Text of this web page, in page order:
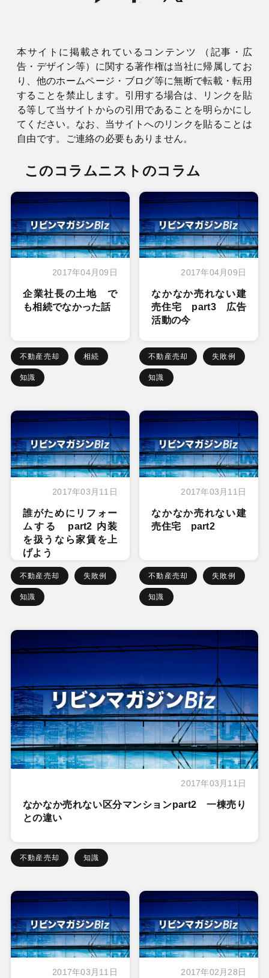
本サイトに掲載されているコンテンツ （記事・広
告・デザイン等）に関する著作権は当社に帰属してお
り、他のホームページ・ブログ等に無断で転載・転用
することを禁止します。引用する場合は、リンクを貼
る等して当サイトからの引用であることを明らかにし
てください。なお、当サイトへのリンクを貼ることは
自由です。ご連絡の必要もありません。
このコラムニストのコラム
2017年04月09日
企業社長の土地 で
も相続でなかった話
不動産売却 相続
知識
2017年04月09日
なかなか売れない建
売住宅 part3 広告
活動の今
不動産売却 失敗例
知識
2017年03月11日
誰がためにリフォー
ムする part2 内装
を扱うなら家賃を上
げよう
不動産売却 失敗例
知識
2017年03月11日
なかなか売れない建
売住宅 part2
不動産売却 失敗例
知識
2017年03月11日
なかなか売れない区分マンションpart2 一棟売り
との違い
不動産売却 知識
2017年03月11日 2017年02月28日